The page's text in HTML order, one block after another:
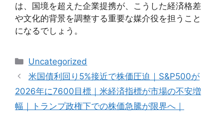
は、国境を超えた企業提携が、こうした経済格差
や文化的背景を調整する重要な媒介役を担うこと
になるでしょう。
Categories
Uncategorized
米国債利回り5%接近で株価圧迫｜S&P500が
2026年に7600目標｜米経済指標が市場の不安増
幅｜トランプ政権下での株価急騰が限界へ｜